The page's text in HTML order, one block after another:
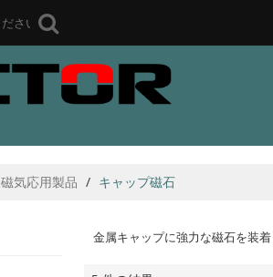
磁気応用製品 / キャップ磁石
金属キャップに強力な磁石を装着